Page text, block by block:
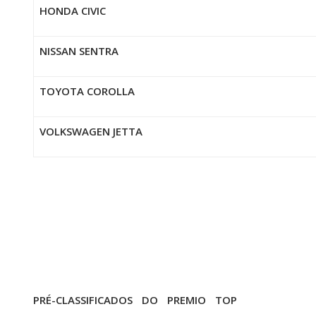
HONDA CIVIC
NISSAN SENTRA
TOYOTA COROLLA
VOLKSWAGEN JETTA
PRÉ-CLASSIFICADOS DO PREMIO TOP